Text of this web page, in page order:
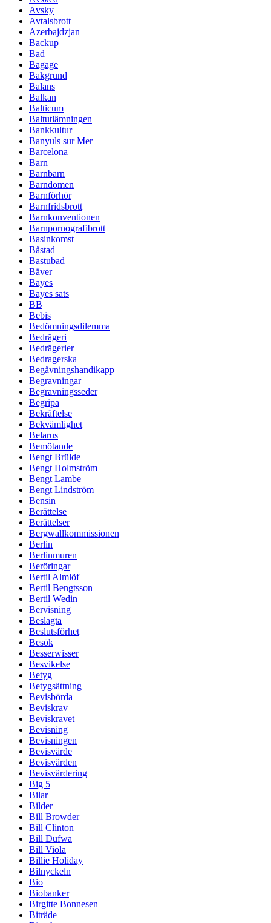
Avsky
Avtalsbrott
Azerbajdzjan
Backup
Bad
Bagage
Bakgrund
Balans
Balkan
Balticum
Baltutlämningen
Bankkultur
Banyuls sur Mer
Barcelona
Barn
Barnbarn
Barndomen
Barnförhör
Barnfridsbrott
Barnkonventionen
Barnpornografibrott
Basinkomst
Båstad
Bastubad
Bäver
Bayes
Bayes sats
BB
Bebis
Bedömningsdilemma
Bedrägeri
Bedrägerier
Bedragerska
Begåvningshandikapp
Begravningar
Begravningsseder
Begripa
Bekräftelse
Bekvämlighet
Belarus
Bemötande
Bengt Brülde
Bengt Holmström
Bengt Lambe
Bengt Lindström
Bensin
Berättelse
Berättelser
Bergwallkommissionen
Berlin
Berlinmuren
Beröringar
Bertil Almlöf
Bertil Bengtsson
Bertil Wedin
Bervisning
Beslagta
Beslutsförhet
Besök
Besserwisser
Besvikelse
Betyg
Betygsättning
Bevisbörda
Beviskrav
Beviskravet
Bevisning
Bevisningen
Bevisvärde
Bevisvärden
Bevisvärdering
Big 5
Bilar
Bilder
Bill Browder
Bill Clinton
Bill Dufwa
Bill Viola
Billie Holiday
Bilnyckeln
Bio
Biobanker
Birgitte Bonnesen
Biträde